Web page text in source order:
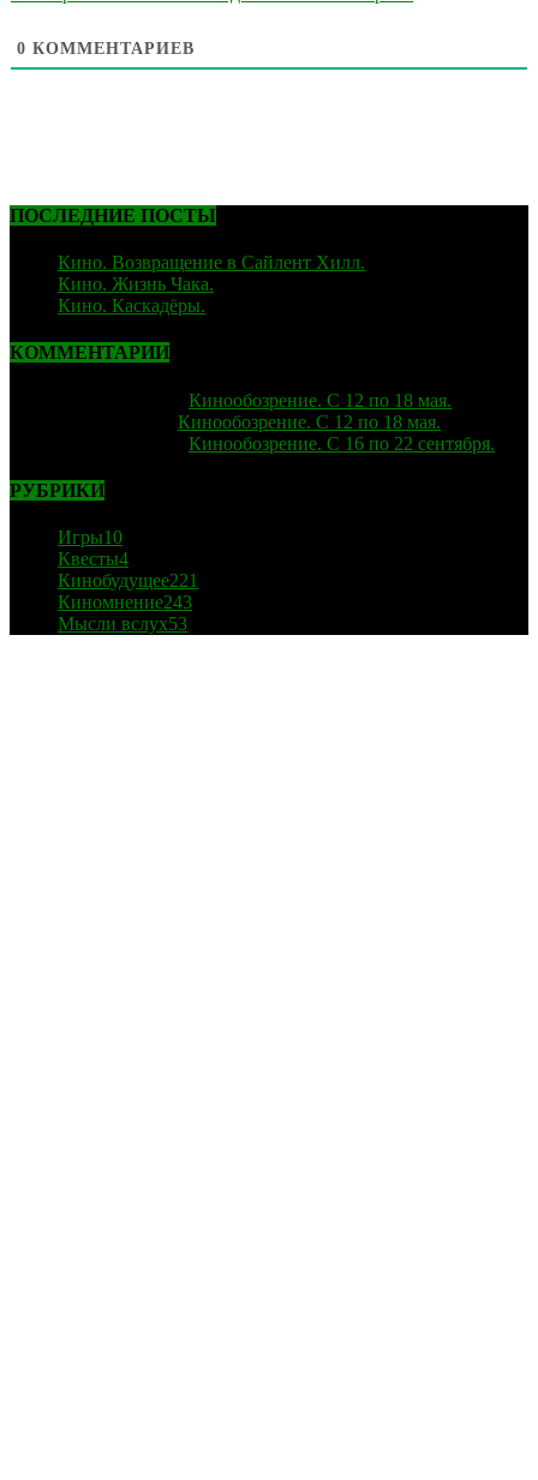
0 КОММЕНТАРИЕВ
ПОСЛЕДНИЕ ПОСТЫ
Кино. Возвращение в Сайлент Хилл.
Кино. Жизнь Чака.
Кино. Каскадёры.
КОММЕНТАРИИ
Кинообозрение. С 12 по 18 мая.
Кинообозрение. С 12 по 18 мая.
Кинообозрение. С 16 по 22 сентября.
РУБРИКИ
Игры10
Квесты4
Кинобудущее221
Киномнение243
Мысли вслух53